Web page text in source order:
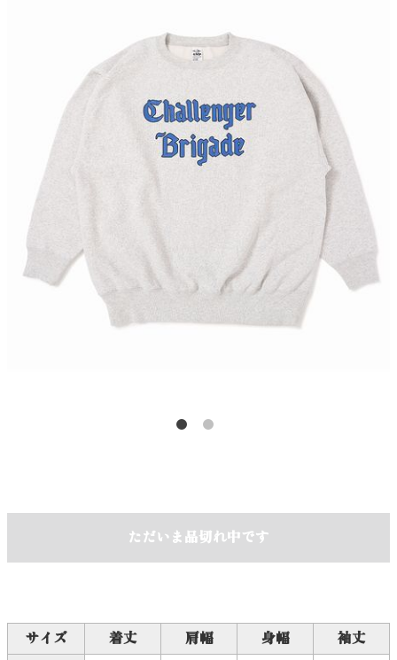
ただいま品切れ中です
サイズ 着丈 肩幅 身幅
袖丈